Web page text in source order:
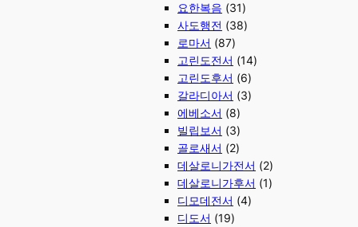
요한복음 (31)
사도행전 (38)
로마서 (87)
고린도전서 (14)
고린도후서 (6)
갈라디아서 (3)
에베소서 (8)
빌립보서 (3)
골로새서 (2)
데살로니가전서 (2)
데살로니가후서 (1)
디모데전서 (4)
디도서 (19)